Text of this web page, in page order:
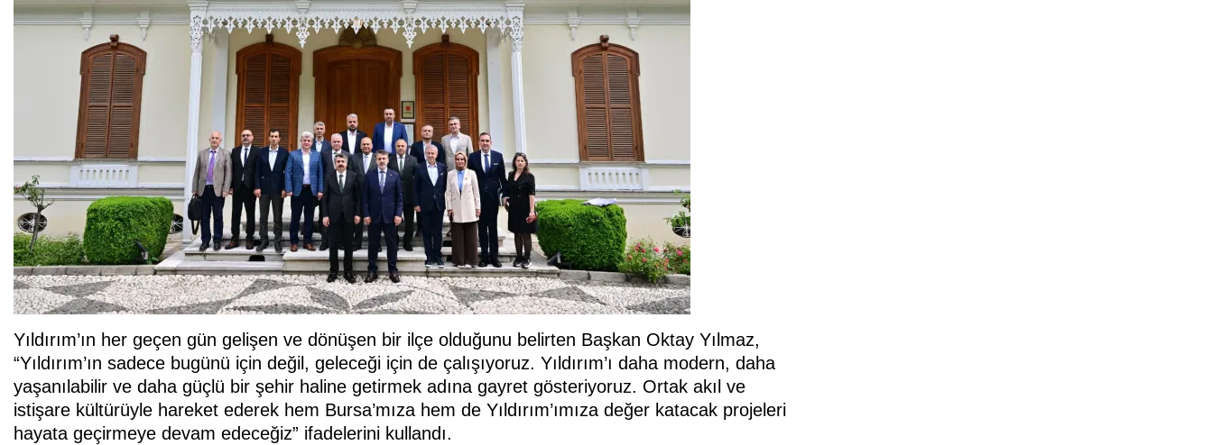
Yıldırım’ın her geçen gün gelişen ve dönüşen bir ilçe olduğunu belirten Başkan Oktay Yılmaz,
“Yıldırım’ın sadece bugünü için değil, geleceği için de çalışıyoruz. Yıldırım’ı daha modern, daha
yaşanılabilir ve daha güçlü bir şehir haline getirmek adına gayret gösteriyoruz. Ortak akıl ve
istişare kültürüyle hareket ederek hem Bursa’mıza hem de Yıldırım’ımıza değer katacak projeleri
hayata geçirmeye devam edeceğiz” ifadelerini kullandı.